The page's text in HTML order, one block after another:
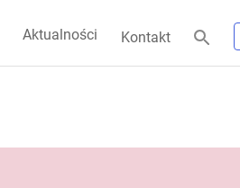
Aktualności Kontakt